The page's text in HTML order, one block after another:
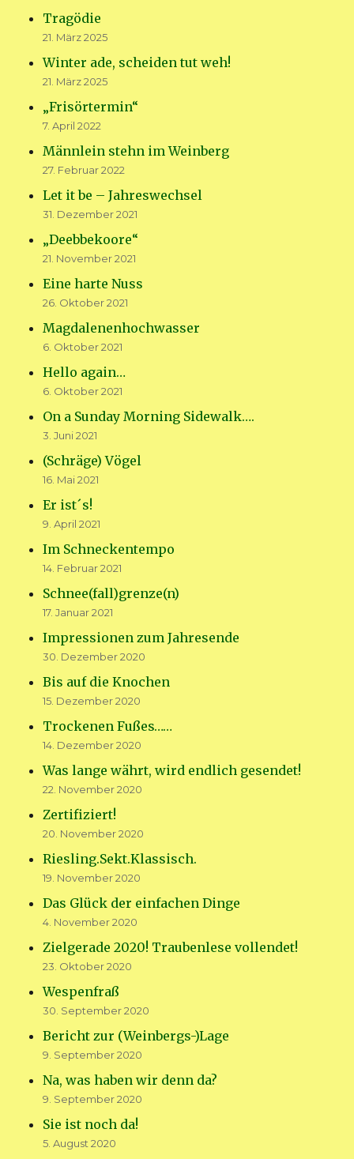
Tragödie
21. März 2025
Winter ade, scheiden tut weh!
21. März 2025
„Frisörtermin“
7. April 2022
Männlein stehn im Weinberg
27. Februar 2022
Let it be – Jahreswechsel
31. Dezember 2021
„Deebbekoore“
21. November 2021
Eine harte Nuss
26. Oktober 2021
Magdalenenhochwasser
6. Oktober 2021
Hello again…
6. Oktober 2021
On a Sunday Morning Sidewalk….
3. Juni 2021
(Schräge) Vögel
16. Mai 2021
Er ist´s!
9. April 2021
Im Schneckentempo
14. Februar 2021
Schnee(fall)grenze(n)
17. Januar 2021
Impressionen zum Jahresende
30. Dezember 2020
Bis auf die Knochen
15. Dezember 2020
Trockenen Fußes……
14. Dezember 2020
Was lange währt, wird endlich gesendet!
22. November 2020
Zertifiziert!
20. November 2020
Riesling.Sekt.Klassisch.
19. November 2020
Das Glück der einfachen Dinge
4. November 2020
Zielgerade 2020! Traubenlese vollendet!
23. Oktober 2020
Wespenfraß
30. September 2020
Bericht zur (Weinbergs-)Lage
9. September 2020
Na, was haben wir denn da?
9. September 2020
Sie ist noch da!
5. August 2020